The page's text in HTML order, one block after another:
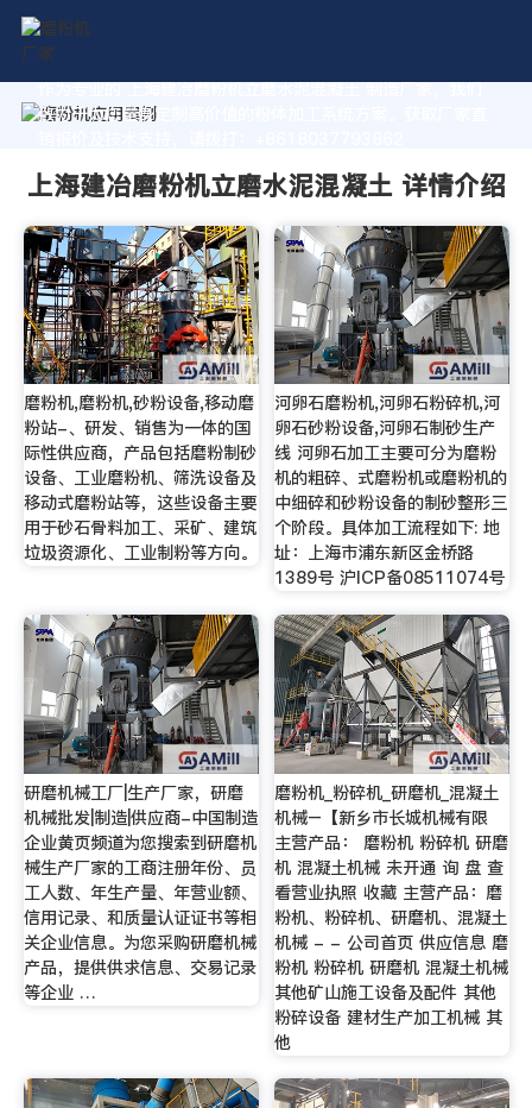
作为专业的 上海建冶磨粉机立磨水泥混凝土 制造厂家，我们
致力于为您量身定制高价值的粉体加工系统方案。获取厂家直
上海建冶磨粉机立磨水泥混凝土 详情介绍
磨粉机,磨粉机,砂粉设备,移动磨
粉站-、研发、销售为一体的国
际性供应商，产品包括磨粉制砂
设备、工业磨粉机、筛洗设备及
移动式磨粉站等，这些设备主要
用于砂石骨料加工、采矿、建筑
垃圾资源化、工业制粉等方向。
河卵石磨粉机,河卵石粉碎机,河
卵石砂粉设备,河卵石制砂生产
线 河卵石加工主要可分为磨粉
机的粗碎、式磨粉机或磨粉机的
中细碎和砂粉设备的制砂整形三
个阶段。具体加工流程如下: 地
址：上海市浦东新区金桥路
1389号 沪ICP备08511074号
研磨机械工厂|生产厂家，研磨
机械批发|制造|供应商-中国制造
企业黄页频道为您搜索到研磨机
械生产厂家的工商注册年份、员
工人数、年生产量、年营业额、
信用记录、和质量认证证书等相
关企业信息。为您采购研磨机械
产品，提供供求信息、交易记录
等企业 …
磨粉机_粉碎机_研磨机_混凝土
机械–【新乡市长城机械有限
主营产品： 磨粉机 粉碎机 研磨
机 混凝土机械 未开通 询 盘 查
看营业执照 收藏 主营产品：磨
粉机、粉碎机、研磨机、混凝土
机械 - - 公司首页 供应信息 磨
粉机 粉碎机 研磨机 混凝土机械
其他矿山施工设备及配件 其他
粉碎设备 建材生产加工机械 其
他